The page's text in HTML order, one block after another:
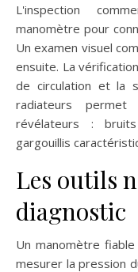
L'inspection
manomètre pour
Un examen visuel
ensuite. La
de circulation et la
radiateurs
révélateurs :
gargouillis
Les outils
diagnostic
Un manomètre
mesurer la pression